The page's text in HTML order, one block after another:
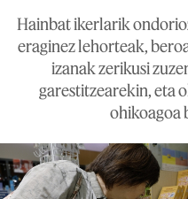
Hainbat ikerlarik
eraginez lehorteak,
izanak zerikusi
garestitzearekin, eta
ohikoagoa